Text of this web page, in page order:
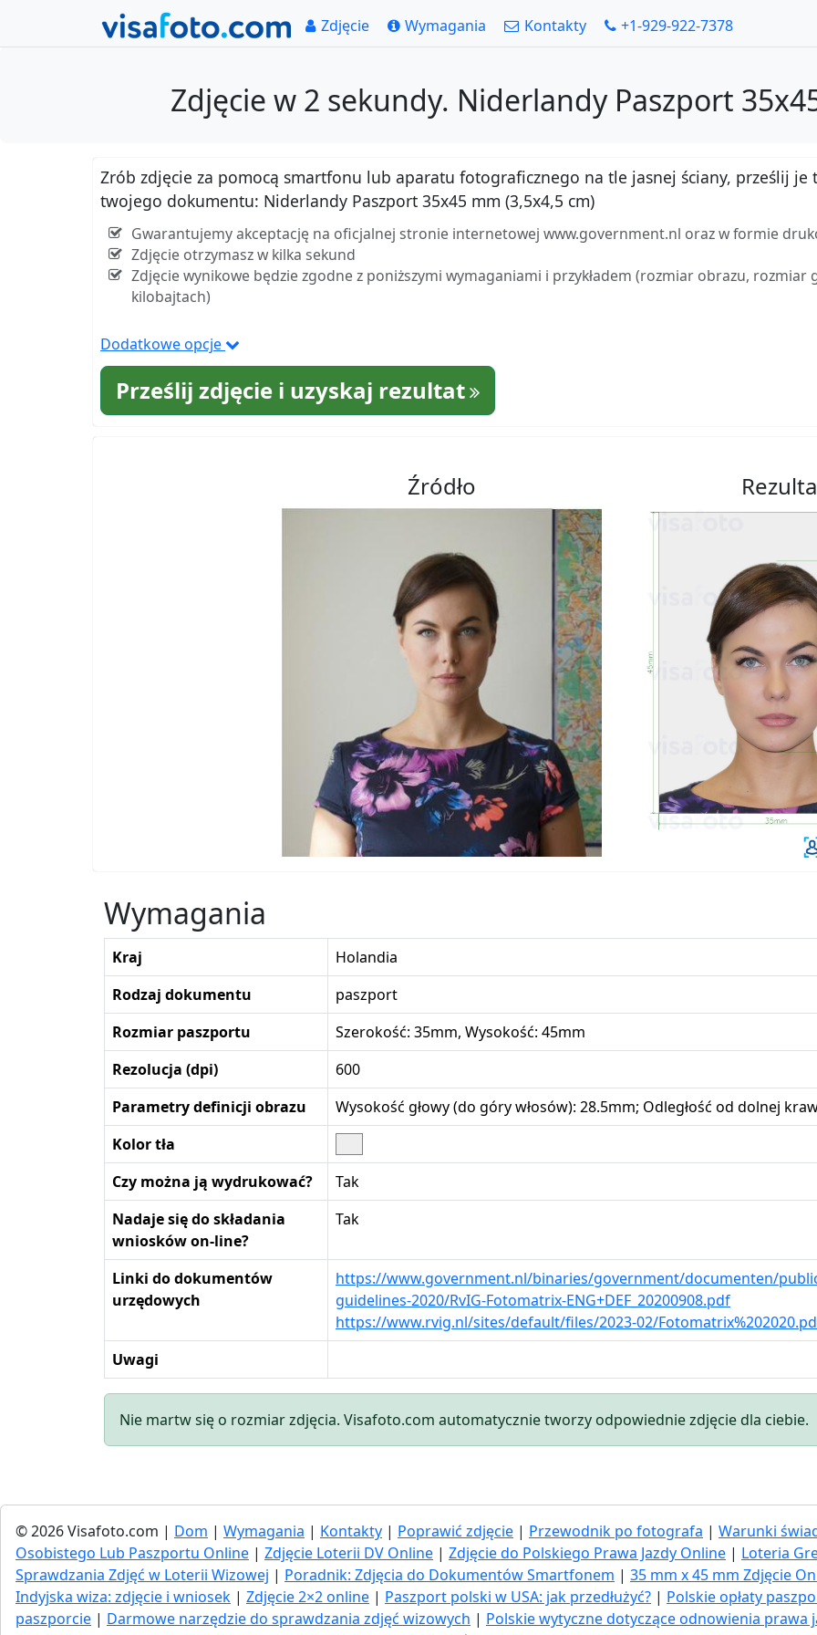
Zdjęcie Wymagania Kontakty +1-929-922-7378
Zdjęcie w 2 sekundy. Niderlandy Paszport
Zrób zdjęcie za pomocą smartfonu lub aparatu fotograficznego na tle jasnej ściany, prześlij
twojego dokumentu: Niderlandy Paszport 35x45 mm (3,5x4,5 cm)
Gwarantujemy akceptację na oficjalnej stronie internetowej www.government.nl oraz w formie
Zdjęcie otrzymasz w kilka sekund
Zdjęcie wynikowe będzie zgodne z poniższymi wymaganiami i przykładem (rozmiar obrazu, rozmiar
kilobajtach)
Dodatkowe opcje
Prześlij zdjęcie i uzyskaj rezultat
Źródło
Wymagania
Kraj
Holandia
Rodzaj dokumentu
paszport
Rozmiar paszportu
Szerokość: 35mm, Wysokość: 45mm
Rezolucja (dpi)
600
Parametry definicji obrazu
Wysokość głowy (do góry włosów): 28.5mm; Odległość od dolnej
Kolor tła
Czy można ją wydrukować?
Tak
Nadaje się do składania
wniosków on-line?
Tak
Linki do dokumentów
urzędowych
https://www.government.nl/binaries/government/documenten/
guidelines-2020/RvIG-Fotomatrix-ENG+DEF_20200908.pdf
https://www.rvig.nl/sites/default/files/2023-02/
Uwagi
Nie martw się o rozmiar zdjęcia. Visafoto.com automatycznie tworzy odpowiednie zdjęcie dla ciebie.
© 2026 Visafoto.com | Dom | Wymagania | Kontakty | Poprawić zdjęcie | Przewodnik po fotografa | Warunki
Osobistego Lub Paszportu Online | Zdjęcie Loterii DV Online | Zdjęcie do Polskiego Prawa Jazdy Online | Loteria
Sprawdzania Zdjęć w Loterii Wizowej | Poradnik: Zdjęcia do Dokumentów Smartfonem | 35 mm x 45 mm Zdjęcie
Indyjska wiza: zdjęcie i wniosek | Zdjęcie 2×2 online | Paszport polski w USA: jak przedłużyć​? | Polskie opłaty
paszporcie | Darmowe narzędzie do sprawdzania zdjęć wizowych | Polskie wytyczne dotyczące odnowienia prawa